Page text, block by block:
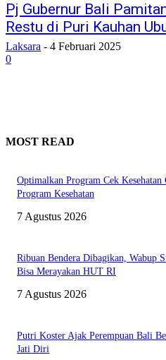
Pj Gubernur Bali
Restu di Puri Kauhan
Laksara - 4 Februari 2025
0
MOST READ
Optimalkan Program Cek
Program Kesehatan
7 Agustus 2026
Ribuan Bendera Dibagikan, Wabup
Bisa Merayakan HUT RI
7 Agustus 2026
Putri Koster Ajak Perempuan Bali
Jati Diri